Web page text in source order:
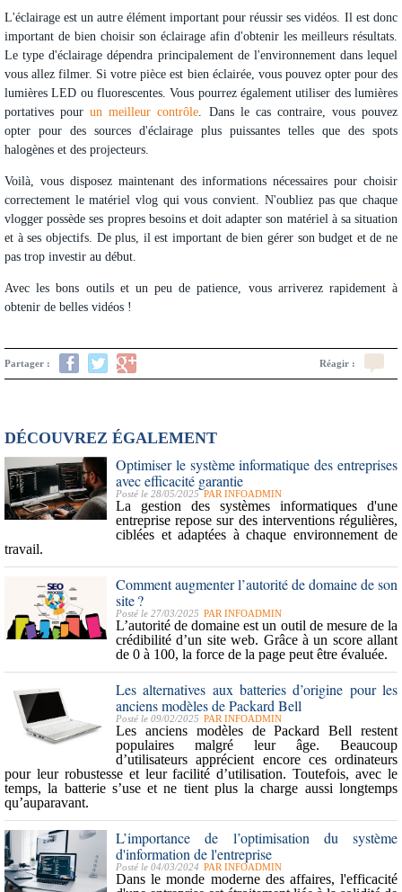
L'éclairage est un autre élément important pour réussir ses vidéos. Il est donc
important de bien choisir son éclairage afin d'obtenir les meilleurs résultats.
Le type d'éclairage dépendra principalement de l'environnement dans lequel
vous allez filmer. Si votre pièce est bien éclairée, vous pouvez opter pour des
lumières LED ou fluorescentes. Vous pourrez également utiliser des lumières
portatives pourun meilleur contrôle . Dans le cas contraire, vous pouvez
opter pour des sources d'éclairage plus puissantes telles que des spots
halogènes et des projecteurs.
Voilà, vous disposez maintenant des informations nécessaires pour choisir
correctement le matériel vlog qui vous convient. N'oubliez pas que chaque
vlogger possède ses propres besoins et doit adapter son matériel à sa situation
et à ses objectifs. De plus, il est important de bien gérer son budget et de ne
pas trop investir au début.
Avec les bons outils et un peu de patience, vous arriverez rapidement à
obtenir de belles vidéos !
Partager : Réagir :
DÉCOUVREZ ÉGALEMENT
Optimiser le système informatique des entreprises
avec efficacité garantie
Posté le 28/05/2025 PAR INFOADMIN
La gestion des systèmes informatiques d'une
entreprise repose sur des interventions régulières,
ciblées et adaptées à chaque environnement de
travail.
Comment augmenter l’autorité de domaine de son
site ?
Posté le 27/03/2025 PAR INFOADMIN
L’autorité de domaineest un outil de mesure de la
crédibilité d’un site web. Grâce à un score allant
de 0 à 100, la force de la page peut être évaluée.
Les alternatives aux batteries d’origine pour les
anciens modèles de Packard Bell
Posté le 09/02/2025 PAR INFOADMIN
Les anciens modèles de Packard Bell restent
populaires malgré leur âge. Beaucoup
d’utilisateurs apprécient encore ces ordinateurs
pour leur robustesse et leur facilité d’utilisation. Toutefois, avec le
temps, la batterie s’use et ne tient plus la charge aussi longtemps
qu’auparavant.
L’importance de l’optimisation du système
d'information de l'entreprise
Posté le 04/03/2024 PAR INFOADMIN
Dans le monde moderne des affaires, l'efficacité